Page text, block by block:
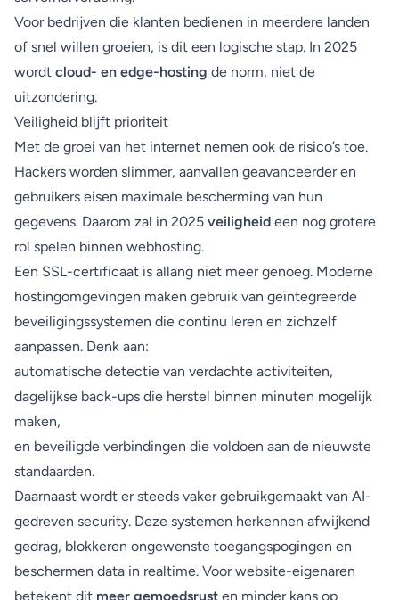
Voor bedrijven die klanten bedienen in meerdere landen
of snel willen groeien, is dit een logische stap. In 2025
wordt cloud- en edge-hosting de norm, niet de
uitzondering.
Veiligheid blijft prioriteit
Met de groei van het internet nemen ook de risico’s toe.
Hackers worden slimmer, aanvallen geavanceerder en
gebruikers eisen maximale bescherming van hun
gegevens. Daarom zal in 2025 veiligheid een nog grotere
rol spelen binnen webhosting.
Een SSL-certificaat is allang niet meer genoeg. Moderne
hostingomgevingen maken gebruik van geïntegreerde
beveiligingssystemen die continu leren en zichzelf
aanpassen. Denk aan:
automatische detectie van verdachte activiteiten,
dagelijkse back-ups die herstel binnen minuten mogelijk
maken,
en beveiligde verbindingen die voldoen aan de nieuwste
standaarden.
Daarnaast wordt er steeds vaker gebruikgemaakt van AI-
gedreven security. Deze systemen herkennen afwijkend
gedrag, blokkeren ongewenste toegangspogingen en
beschermen data in realtime. Voor website-eigenaren
betekent dit meer gemoedsrust en minder kans op